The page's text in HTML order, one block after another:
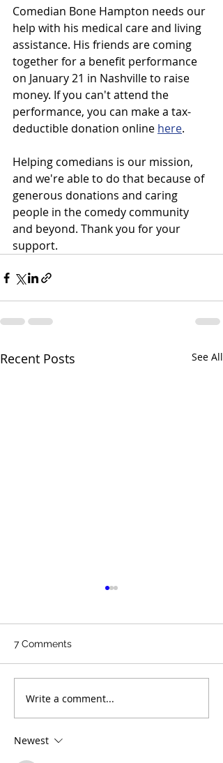
Comedian Bone Hampton needs our
help with his medical care and living
assistance. His friends are coming
together for a benefit performance
on January 21 in Nashville to raise
money. If you can't attend the
performance, you can make a tax-
deductible donation online here.
Helping comedians is our mission,
and we're able to do that because of
generous donations and caring
people in the comedy community
and beyond. Thank you for your
support.
Recent Posts See All
"Funny AF" Winner Ron
Taylor Added to 818
Show
7 Comments
Write a comment...
Newest